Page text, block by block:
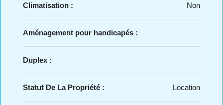
Climatisation : Non
Aménagement pour handicapés :
Duplex :
Statut De La Propriété : Location